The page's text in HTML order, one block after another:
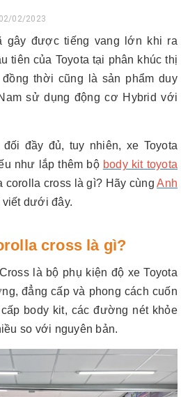
02/2023
gây được tiếng vang lớn khi ra
tiên của Toyota tại phân khúc thị
thời cũng là sản phẩm duy
sử dụng động cơ Hybrid với
đầy đủ, tuy nhiên, xe Toyota
như lắp thêm bộ body kit toyota
corolla cross là gì? Hãy cùngAnh
dưới đây.
cross là gì?
là bộ phụ kiện độ xe Toyota
đẳng cấp và phong cách cuốn
body kit, các đường nét khỏe
so với nguyên bản.